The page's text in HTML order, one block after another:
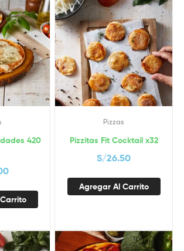
420
Pizzas
Pizzitas Fit Cocktail x32
S/26.50
Agregar Al Carrito